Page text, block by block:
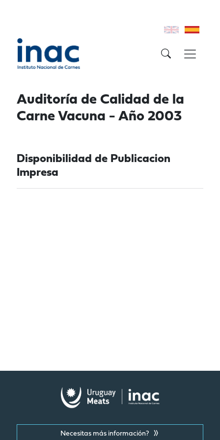
Auditoría de Calidad de la
Carne Vacuna - Año 2003
Disponibilidad de Publicacion
Impresa
Necesitas más información?